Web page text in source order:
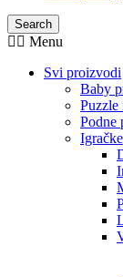
Search
Menu
Svi proizvodi
Baby
Puzzle
Podne
Igračke